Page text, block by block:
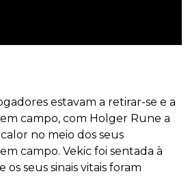
estavam a retirar-se e a
campo, com Holger Rune a
no meio dos seus
campo. Vekic foi sentada à
seus sinais vitais foram